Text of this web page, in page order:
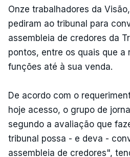
Onze trabalhadores da
pediram ao tribunal para
assembleia de credores da
pontos, entre os quais que a
funções até à sua venda.
De acordo com o
hoje acesso, o grupo de
segundo a avaliação que
tribunal possa - e deva -
assembleia de credores",